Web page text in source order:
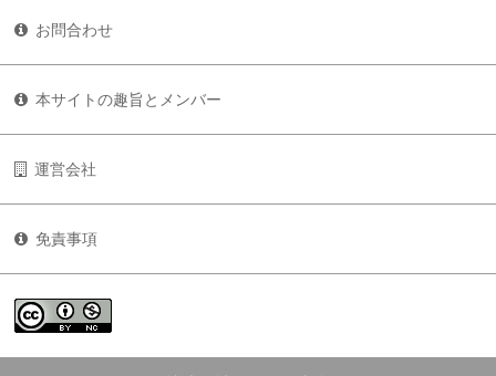
お問合わせ
本サイトの趣旨とメンバー
運営会社
免責事項